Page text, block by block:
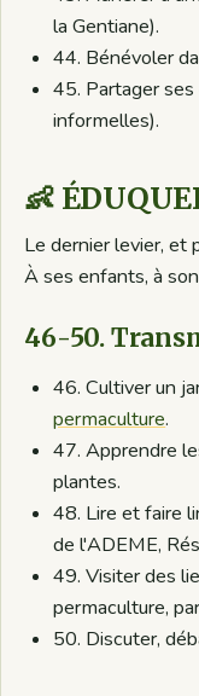
la Gentiane).
44. Bénévoler
45. Partager
informelles).
👶
Le dernier levier, et
À ses enfants, à
46-50.
46. Cultiver un
permaculture.
47. Apprendre
plantes.
48. Lire et faire
de l'ADEME,
49. Visiter des
permaculture,
50. Discuter,